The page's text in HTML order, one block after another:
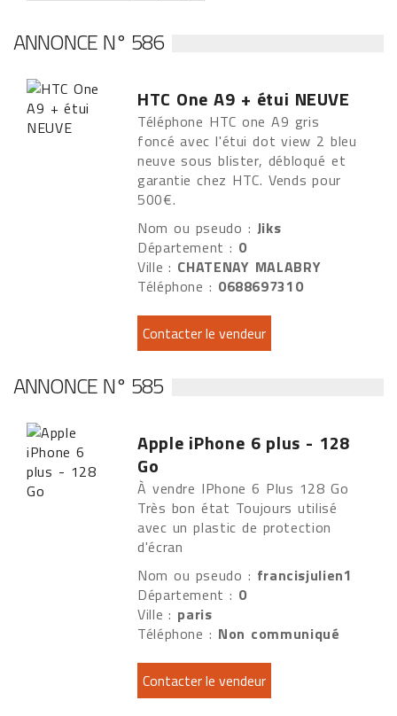
ANNONCE N° 586
HTC One A9 + étui NEUVE
Téléphone HTC one A9 gris
foncé avec l'étui dot view 2 bleu
neuve sous blister, débloqué et
garantie chez HTC. Vends pour
500€.
Nom ou pseudo : Jiks
Département : 0
Ville : CHATENAY MALABRY
Téléphone : 0688697310
ANNONCE N° 585
Apple iPhone 6 plus - 128
Go
À vendre IPhone 6 Plus 128 Go
Très bon état Toujours utilisé
avec un plastic de protection
d'écran
Nom ou pseudo : francisjulien1
Département : 0
Ville : paris
Téléphone : Non communiqué